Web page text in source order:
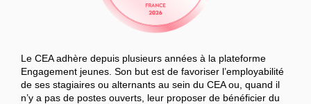
Le CEA adhère depuis plusieurs années à la plateforme
Engagement jeunes. Son but est de favoriser l’employabilité
de ses stagiaires ou alternants au sein du CEA ou, quand il
n’y a pas de postes ouverts, leur proposer de bénéficier du